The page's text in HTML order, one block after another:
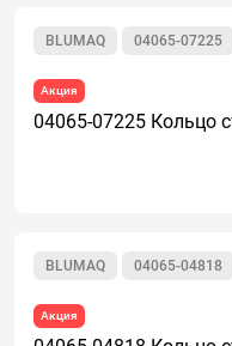
04065-07225
BLUMAQ
Акция
04065-07225 Кольцо
04065-04818
BLUMAQ
Акция